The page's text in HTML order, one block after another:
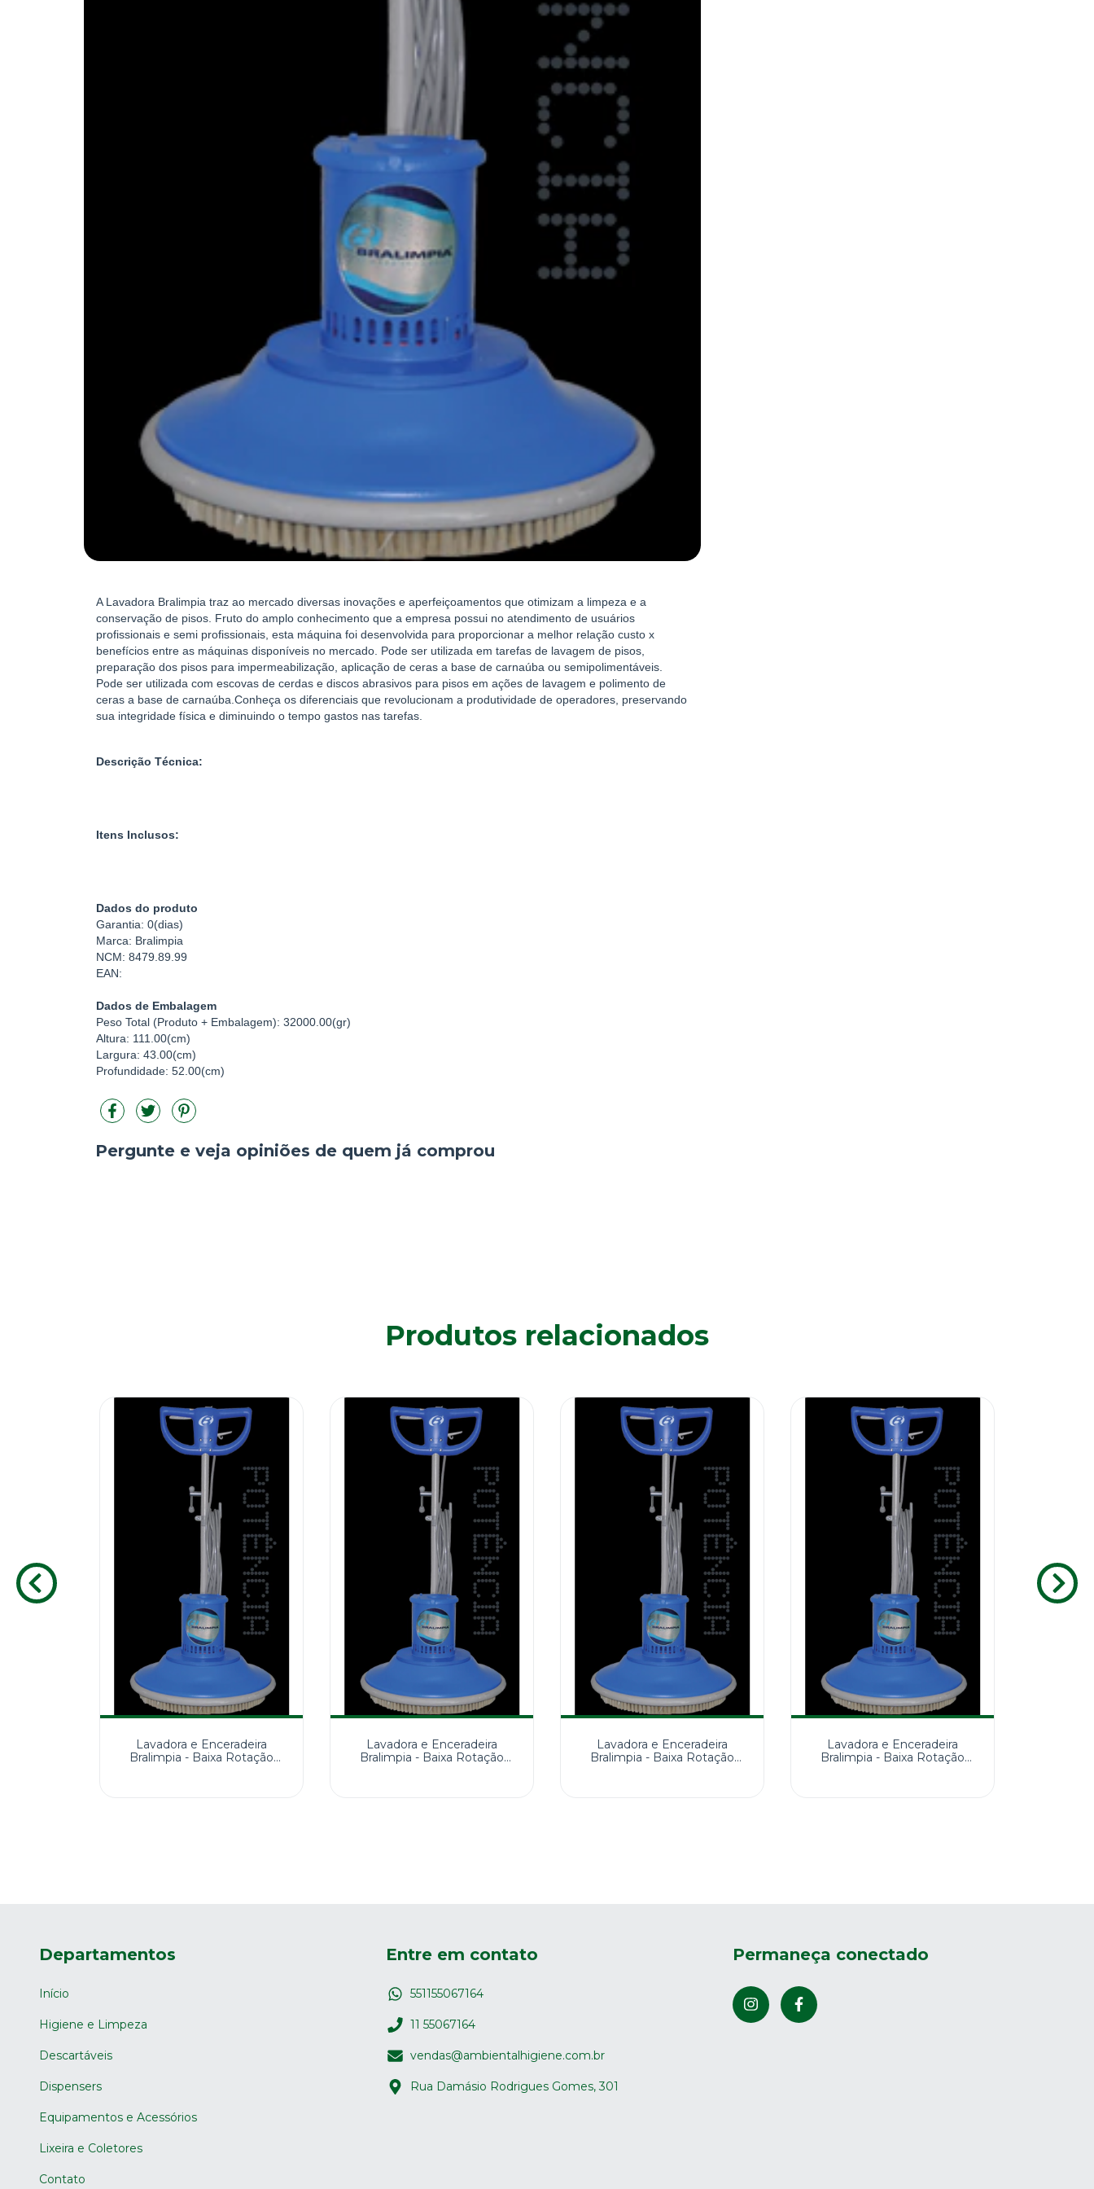
A Lavadora Bralimpia traz ao mercado diversas inovações e aperfeiçoamentos que otimizam a limpeza e a
conservação de pisos. Fruto do amplo conhecimento que a empresa possui no atendimento de usuários
profissionais e semi profissionais, esta máquina foi desenvolvida para proporcionar a melhor relação custo x
benefícios entre as máquinas disponíveis no mercado. Pode ser utilizada em tarefas de lavagem de pisos,
preparação dos pisos para impermeabilização, aplicação de ceras a base de carnaúba ou semipolimentáveis.
Pode ser utilizada com escovas de cerdas e discos abrasivos para pisos em ações de lavagem e polimento de
ceras a base de carnaúba.Conheça os diferenciais que revolucionam a produtividade de operadores, preservando
sua integridade física e diminuindo o tempo gastos nas tarefas.
Descrição Técnica:
Itens Inclusos:
Dados do produto
Garantia: 0(dias)
Marca: Bralimpia
NCM: 8479.89.99
EAN:
Dados de Embalagem
Peso Total (Produto + Embalagem): 32000.00(gr)
Altura: 111.00(cm)
Largura: 43.00(cm)
Profundidade: 52.00(cm)
Pergunte e veja opiniões de quem já comprou
Produtos relacionados
Lavadora e Enceradeira
Bralimpia - Baixa Rotação
Lavadora e Enceradeira
Bralimpia - Baixa Rotação
Lavadora e Enceradeira
Bralimpia - Baixa Rotação
Lavadora e Enceradeira
Bralimpia - Baixa Rotação
Departamentos
Início
Higiene e Limpeza
Descartáveis
Dispensers
Equipamentos e Acessórios
Lixeira e Coletores
Contato
Entre em contato
551155067164
11 55067164
vendas@ambientalhigiene.com.br
Rua Damásio Rodrigues Gomes, 301
Permaneça conectado